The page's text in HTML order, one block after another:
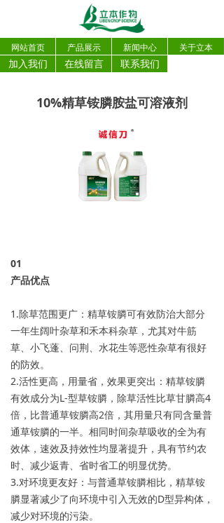
网站首页 产品展示 新闻中心 关于立本
加入我们 在线留言 联系我们
01
产品优点
1.除草范围更广：精草铵膦可有效防治大部分
一年生阔叶杂草和禾本科杂草，尤其对牛筋
草、小飞蓬、问荆、水花生等恶性杂草有很好
的防效。
2.活性更高，用量省，效果更突出：精草铵膦
有效成分为L-型草铵膦，除草活性比草甘膦高4
倍，比普通草铵膦高2倍，其用量只有同含量普
通草铵膦的一半。相同时间杂草吸收的全为有
效体，速效及持效性均显著提升，具有节约农
时、减少返青、省时省工的明显优势。
3.对环境更友好：与普通草铵膦相比，精草铵
膦显著减少了向环境中引入无效的D型异构体，
减少对环境的污染。
10%精草铵膦胺盐可溶液剂